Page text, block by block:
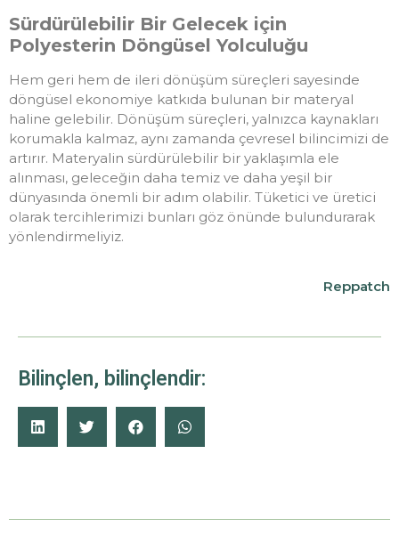
Bilinçlen, bilinçlendir:
Sürdürülebilir Bir Gelecek için
Polyesterin Döngüsel Yolculuğu
Hem geri hem de ileri dönüşüm süreçleri sayesinde
döngüsel ekonomiye katkıda bulunan bir materyal
haline gelebilir. Dönüşüm süreçleri, yalnızca kaynakları
korumakla kalmaz, aynı zamanda çevresel bilincimizi de
artırır. Materyalin sürdürülebilir bir yaklaşımla ele
alınması, geleceğin daha temiz ve daha yeşil bir
dünyasında önemli bir adım olabilir. Tüketici ve üretici
olarak tercihlerimizi bunları göz önünde bulundurarak
yönlendirmeliyiz.
Reppatch